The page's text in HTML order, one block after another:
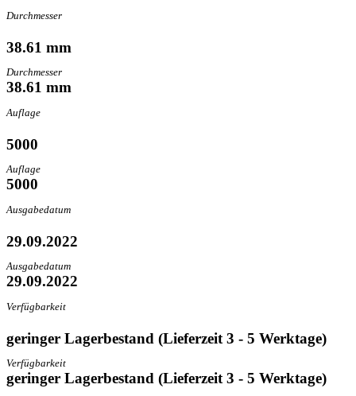
Durchmesser
38.61 mm
Durchmesser
38.61 mm
Auflage
5000
Auflage
5000
Ausgabedatum
29.09.2022
Ausgabedatum
29.09.2022
Verfügbarkeit
geringer Lagerbestand (Lieferzeit 3 - 5 Werktage)
Verfügbarkeit
geringer Lagerbestand (Lieferzeit 3 - 5 Werktage)